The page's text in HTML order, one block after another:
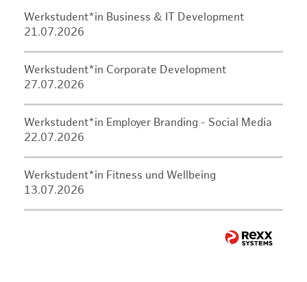
Werkstudent*in Business & IT Development
21.07.2026
Werkstudent*in Corporate Development
27.07.2026
Werkstudent*in Employer Branding - Social Media
22.07.2026
Werkstudent*in Fitness und Wellbeing
13.07.2026